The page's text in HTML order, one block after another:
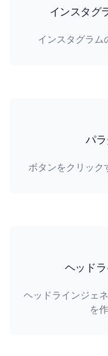
インスタグ
インスタグラム
パ
ボタンをクリック
ヘッド
ヘッドラインジェ
を